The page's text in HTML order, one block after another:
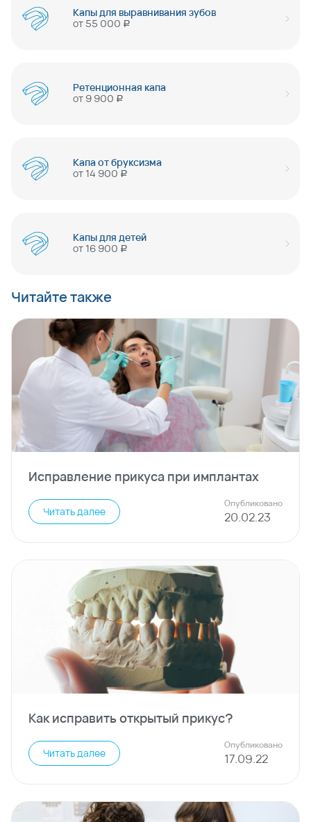
Капы для выравнивания зубов
от 55 000 руб
Ретенционная капа
от 9 900 руб
Капа от бруксизма
от 14 900 руб
Капы для детей
от 16 900 руб
Читайте также
Исправление прикуса при имплантах
Читать далее
Опубликовано
20.02.23
Как исправить открытый прикус?
Читать далее
Опубликовано
17.09.22